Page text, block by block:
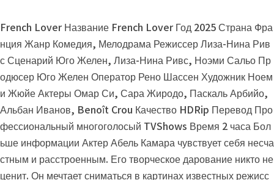
French Lover Название French Lover Год 2025 Страна Фра
нция Жанр Комедия, Мелодрама Режиссер Лиза-Нина Рив
с Сценарий Юго Желен, Лиза-Нина Ривс, Ноэми Сальо Пр
одюсер Юго Желен Оператор Рено Шассен Художник Ноем
и Жюйе Актеры Омар Си, Сара Жиродо, Паскаль Арбийо,
Альбан Иванов, Benoît Crou Качество HDRip Перевод Про
фессиональный многоголосый TVShows Время 2 часа Бол
ьше информации Актер Абель Камара чувствует себя несча
стным и расстроенным. Его творческое дарование никто не
ценит. Он мечтает сниматься в картинах известных режисс